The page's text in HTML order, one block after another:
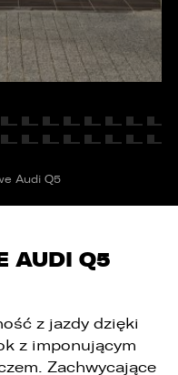
Audi Q5
AUDI Q5
z jazdy dzięki
z imponującym
Zachwycające